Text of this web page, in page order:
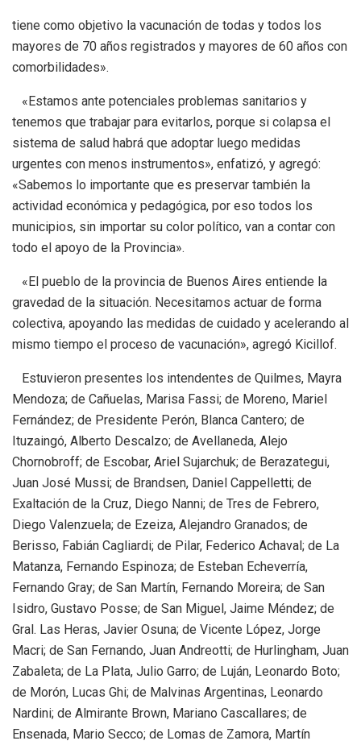
tiene como objetivo la vacunación de todas y todos los
mayores de 70 años registrados y mayores de 60 años con
comorbilidades».
«Estamos ante potenciales problemas sanitarios y
tenemos que trabajar para evitarlos, porque si colapsa el
sistema de salud habrá que adoptar luego medidas
urgentes con menos instrumentos», enfatizó, y agregó:
«Sabemos lo importante que es preservar también la
actividad económica y pedagógica, por eso todos los
municipios, sin importar su color político, van a contar con
todo el apoyo de la Provincia».
«El pueblo de la provincia de Buenos Aires entiende la
gravedad de la situación. Necesitamos actuar de forma
colectiva, apoyando las medidas de cuidado y acelerando al
mismo tiempo el proceso de vacunación», agregó Kicillof.
Estuvieron presentes los intendentes de Quilmes, Mayra
Mendoza; de Cañuelas, Marisa Fassi; de Moreno, Mariel
Fernández; de Presidente Perón, Blanca Cantero; de
Ituzaingó, Alberto Descalzo; de Avellaneda, Alejo
Chornobroff; de Escobar, Ariel Sujarchuk; de Berazategui,
Juan José Mussi; de Brandsen, Daniel Cappelletti; de
Exaltación de la Cruz, Diego Nanni; de Tres de Febrero,
Diego Valenzuela; de Ezeiza, Alejandro Granados; de
Berisso, Fabián Cagliardi; de Pilar, Federico Achaval; de La
Matanza, Fernando Espinoza; de Esteban Echeverría,
Fernando Gray; de San Martín, Fernando Moreira; de San
Isidro, Gustavo Posse; de San Miguel, Jaime Méndez; de
Gral. Las Heras, Javier Osuna; de Vicente López, Jorge
Macri; de San Fernando, Juan Andreotti; de Hurlingham, Juan
Zabaleta; de La Plata, Julio Garro; de Luján, Leonardo Boto;
de Morón, Lucas Ghi; de Malvinas Argentinas, Leonardo
Nardini; de Almirante Brown, Mariano Cascallares; de
Ensenada, Mario Secco; de Lomas de Zamora, Martín